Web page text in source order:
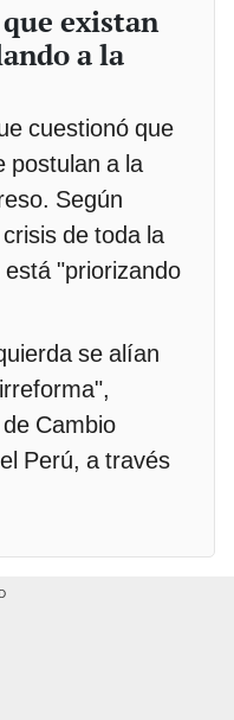
existan
a la
cuestionó que
postulan a la
Según
de toda la
"priorizando
se alían
Cambio
Perú, a través